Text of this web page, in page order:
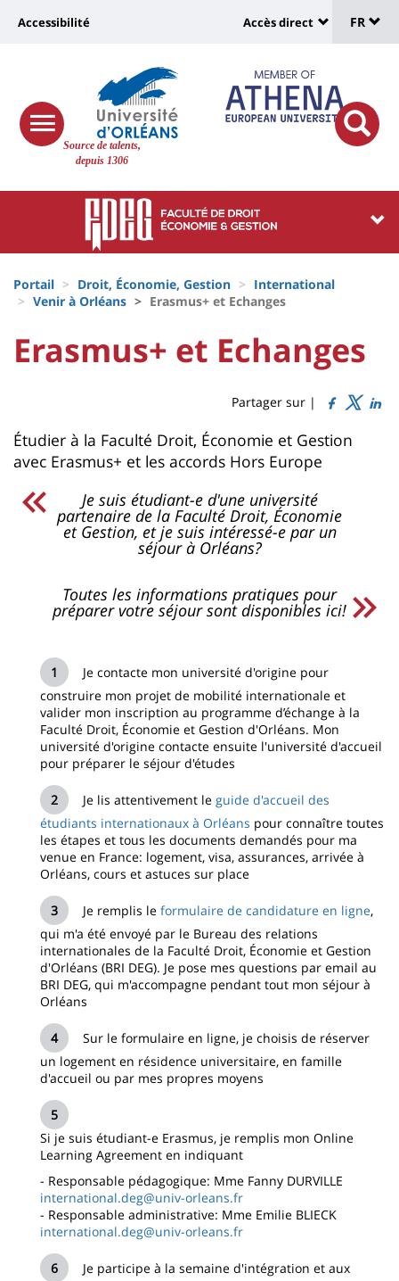
Site
Source de talents,
depuis 1306
Université
Recherche
responsive
menu
button
Université
vers
page
accessibilité
Accessibilité
:
Shortcut
links
Accès direct
de
FR
Université
Block
liste
composantes
d'Ariane
Portail Droit, Économie, Gestion
International
Venir à Orléans
Erasmus+ et Echanges
University
University
content
Titre
page
Erasmus+ et Echanges
Partager sur |
Contenu
de
la
page
Étudier à la Faculté Droit, Économie et Gestion
avec Erasmus+ et les accords Hors Europe
Je suis étudiant-e d'une université
partenaire de la Faculté Droit, Économie
et Gestion, et je suis intéressé-e par un
séjour à Orléans?
Toutes les informations pratiques pour
préparer votre séjour sont disponibles ici!
Je contacte mon université d'origine pour
construire mon projet de mobilité internationale et
valider mon inscription au programme d’échange à la
Faculté Droit, Économie et Gestion d'Orléans. Mon
université d'origine contacte ensuite l'université d'accueil
pour préparer le séjour d'études
Je lis attentivement le guide d'accueil des
étudiants internationaux à Orléans pour connaître toutes
les étapes et tous les documents demandés pour ma
venue en France: logement, visa, assurances, arrivée à
Orléans, cours et astuces sur place
Je remplis leformulaire de candidature en ligne,
qui m'a été envoyé par le Bureau des relations
internationales de la Faculté Droit, Économie et Gestion
d'Orléans (BRI DEG). Je pose mes questions par email au
BRI DEG, qui m'accompagne pendant tout mon séjour à
Orléans
Sur le formulaire en ligne, je choisis de réserver
un logement en résidence universitaire, en famille
d'accueil ou par mes propres moyens
Si je suis étudiant-e Erasmus, je remplis mon Online
Learning Agreement en indiquant
- Responsable pédagogique: Mme Fanny DURVILLE
international.deg@univ-orleans.fr
- Responsable administrative: Mme Emilie BLIECK
international.deg@univ-orleans.fr
Je participe à la semaine d'intégration et aux